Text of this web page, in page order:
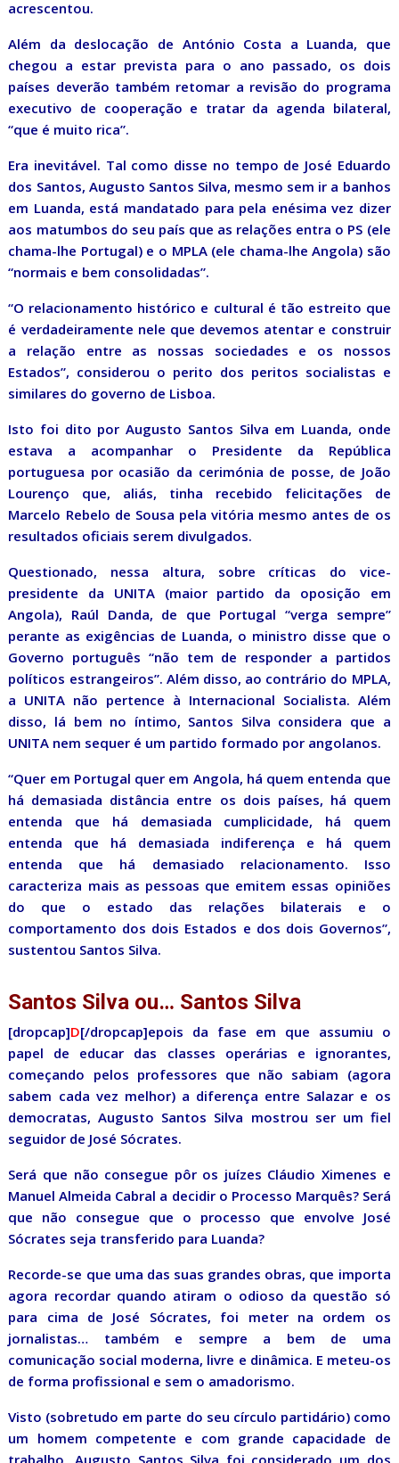
acrescentou.
Além da deslocação de António Costa a Luanda, que
chegou a estar prevista para o ano passado, os dois
países deverão também retomar a revisão do programa
executivo de cooperação e tratar da agenda bilateral,
“que é muito rica”.
Era inevitável. Tal como disse no tempo de José Eduardo
dos Santos, Augusto Santos Silva, mesmo sem ir a banhos
em Luanda, está mandatado para pela enésima vez dizer
aos matumbos do seu país que as relações entra o PS (ele
chama-lhe Portugal) e o MPLA (ele chama-lhe Angola) são
“normais e bem consolidadas”.
“O relacionamento histórico e cultural é tão estreito que
é verdadeiramente nele que devemos atentar e construir
a relação entre as nossas sociedades e os nossos
Estados”, considerou o perito dos peritos socialistas e
similares do governo de Lisboa.
Isto foi dito por Augusto Santos Silva em Luanda, onde
estava a acompanhar o Presidente da República
portuguesa por ocasião da cerimónia de posse, de João
Lourenço que, aliás, tinha recebido felicitações de
Marcelo Rebelo de Sousa pela vitória mesmo antes de os
resultados oficiais serem divulgados.
Questionado, nessa altura, sobre críticas do vice-
presidente da UNITA (maior partido da oposição em
Angola), Raúl Danda, de que Portugal “verga sempre”
perante as exigências de Luanda, o ministro disse que o
Governo português “não tem de responder a partidos
políticos estrangeiros”. Além disso, ao contrário do MPLA,
a UNITA não pertence à Internacional Socialista. Além
disso, lá bem no íntimo, Santos Silva considera que a
UNITA nem sequer é um partido formado por angolanos.
“Quer em Portugal quer em Angola, há quem entenda que
há demasiada distância entre os dois países, há quem
entenda que há demasiada cumplicidade, há quem
entenda que há demasiada indiferença e há quem
entenda que há demasiado relacionamento. Isso
caracteriza mais as pessoas que emitem essas opiniões
do que o estado das relações bilaterais e o
comportamento dos dois Estados e dos dois Governos”,
sustentou Santos Silva.
Santos Silva ou… Santos Silva
[dropcap]D[/dropcap]epois da fase em que assumiu o
papel de educar das classes operárias e ignorantes,
começando pelos professores que não sabiam (agora
sabem cada vez melhor) a diferença entre Salazar e os
democratas, Augusto Santos Silva mostrou ser um fiel
seguidor de José Sócrates.
Será que não consegue pôr os juízes Cláudio Ximenes e
Manuel Almeida Cabral a decidir o Processo Marquês? Será
que não consegue que o processo que envolve José
Sócrates seja transferido para Luanda?
Recorde-se que uma das suas grandes obras, que importa
agora recordar quando atiram o odioso da questão só
para cima de José Sócrates, foi meter na ordem os
jornalistas… também e sempre a bem de uma
comunicação social moderna, livre e dinâmica. E meteu-os
de forma profissional e sem o amadorismo.
Visto (sobretudo em parte do seu círculo partidário) como
um homem competente e com grande capacidade de
trabalho, Augusto Santos Silva foi considerado um dos